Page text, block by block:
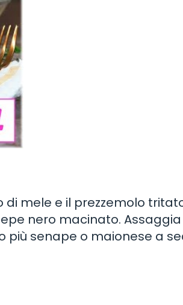
di mele e il prezzemolo
nero macinato.
più senape o maionese a